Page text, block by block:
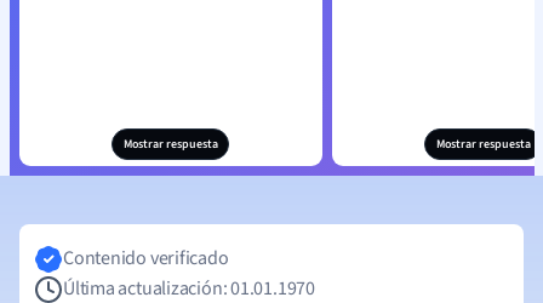
Mostrar respuesta Mostrar respuesta
Contenido verificado
Última actualización: 01.01.1970